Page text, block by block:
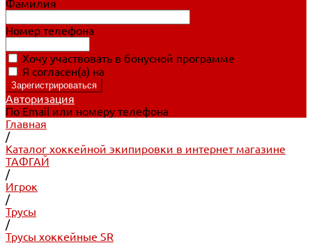
Фамилия
Номер телефона
Хочу участвовать в бонусной программе
Я согласен(а) на
Авторизация
По Email или номеру телефона
Главная
/
Каталог хоккейной экипировки в интернет магазине
ТАФГАЙ
/
Игрок
/
Трусы
/
Трусы хоккейные SR